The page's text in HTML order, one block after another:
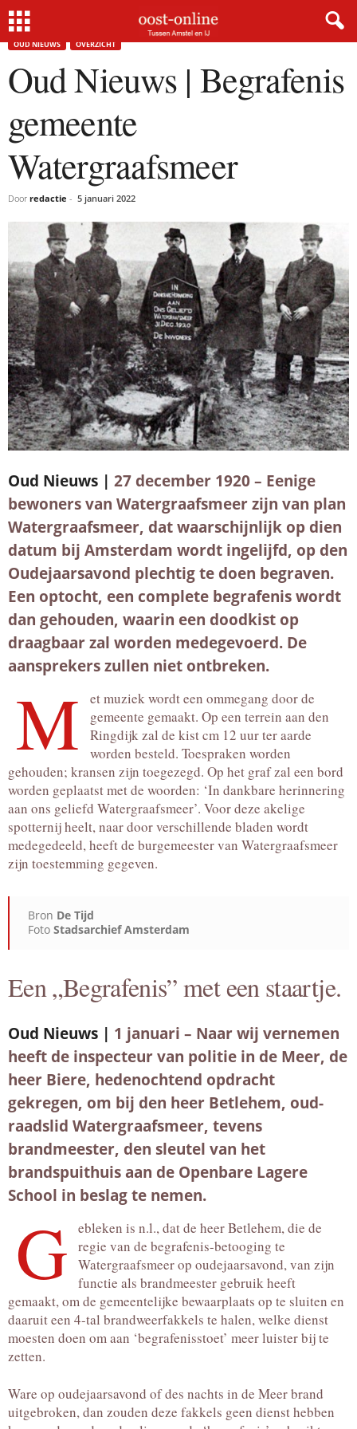
Home Oud Nieuws | Begrafenis gemeente Watergraafsmeer
OUD NIEUWS OVERZICHT
Oud Nieuws | Begrafenis
gemeente
Watergraafsmeer
Door redactie - 5 januari 2022
Oud Nieuws | 27 december 1920 – Eenige
bewoners van Watergraafsmeer zijn van plan
Watergraafsmeer, dat waarschijnlijk op dien
datum bij Amsterdam wordt ingelijfd, op den
Oudejaarsavond plechtig te doen begraven.
Een optocht, een complete begrafenis wordt
dan gehouden, waarin een doodkist op
draagbaar zal worden medegevoerd. De
aansprekers zullen niet ontbreken.
M
et muziek wordt een ommegang door de
gemeente gemaakt. Op een terrein aan den
Ringdijk zal de kist cm 12 uur ter aarde
worden besteld. Toespraken worden
gehouden; kransen zijn toegezegd. Op het graf zal een bord
worden geplaatst met de woorden: ‘In dankbare herinnering
aan ons geliefd Watergraafsmeer’. Voor deze akelige
spotternij heelt, naar door verschillende bladen wordt
medegedeeld, heeft de burgemeester van Watergraafsmeer
zijn toestemming gegeven.
Bron De Tijd
Foto Stadsarchief Amsterdam
Een „Begrafenis” met een staartje.
Oud Nieuws | 1 januari – Naar wij vernemen
heeft de inspecteur van politie in de Meer, de
heer Biere, hedenochtend opdracht
gekregen, om bij den heer Betlehem, oud-
raadslid Watergraafsmeer, tevens
brandmeester, den sleutel van het
brandspuithuis aan de Openbare Lagere
School in beslag te nemen.
G
ebleken is n.l., dat de heer Betlehem, die de
regie van de begrafenis-betooging te
Watergraafsmeer op oudejaarsavond, van zijn
functie als brandmeester gebruik heeft
gemaakt, om de gemeentelijke bewaarplaats op te sluiten en
daaruit een 4-tal brandweerfakkels te halen, welke dienst
moesten doen om aan ‘begrafenisstoet’ meer luister bij te
zetten.
Ware op oudejaarsavond of des nachts in de Meer brand
uitgebroken, dan zouden deze fakkels geen dienst hebben